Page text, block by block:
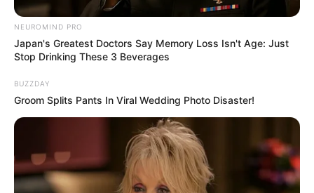
NEUROMIND PRO
Japan's Greatest Doctors Say Memory Loss Isn't Age: Just
Stop Drinking These 3 Beverages
BUZZDAY
Groom Splits Pants In Viral Wedding Photo Disaster!